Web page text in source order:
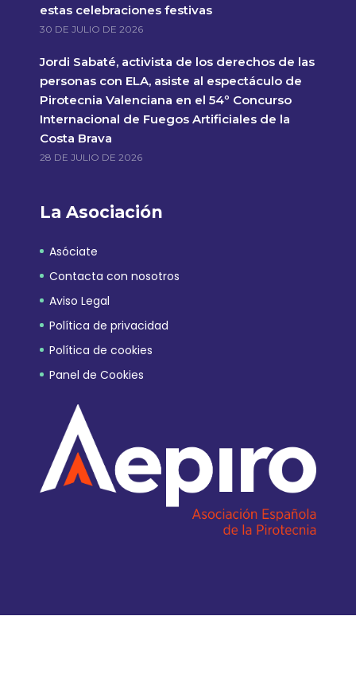
estas celebraciones festivas
30 DE JULIO DE 2026
Jordi Sabaté, activista de los derechos de las
personas con ELA, asiste al espectáculo de
Pirotecnia Valenciana en el 54º Concurso
Internacional de Fuegos Artificiales de la
Costa Brava
28 DE JULIO DE 2026
La Asociación
Asóciate
Contacta con nosotros
Aviso Legal
Política de privacidad
Política de cookies
Panel de Cookies